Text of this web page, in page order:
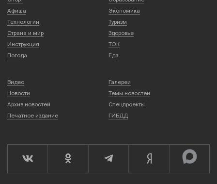
Афиша
Экономика
Технологии
Туризм
Страна и мир
Здоровье
Инструкция
ТЭК
Погода
Еда
Видео
Галереи
Новости
Темы новостей
Архив новостей
Спецпроекты
Печатное издание
ГИБДД